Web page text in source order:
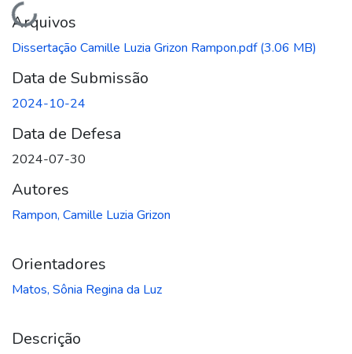
Carregando...
Arquivos
Dissertação Camille Luzia Grizon Rampon.pdf(3.06 MB)
Data de Submissão
2024-10-24
Data de Defesa
2024-07-30
Autores
Rampon, Camille Luzia Grizon
Orientadores
Matos, Sônia Regina da Luz
Descrição